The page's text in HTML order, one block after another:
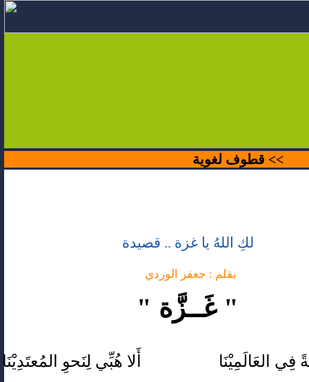
>> قطوف لغوية
لكِ اللهُ يا غزة .. قصيدة
بقلم : جعفر الوردي
" غَــزَّة "
فِي العَالَمِيْنَا أَلا هُبِّي لِنَحوِ المُعتَدِيْنَا